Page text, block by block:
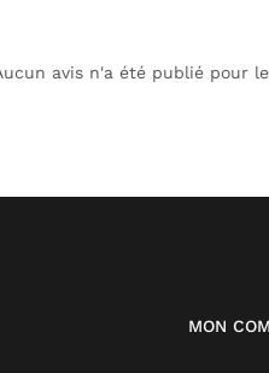
avis n'a été publié pour
MON